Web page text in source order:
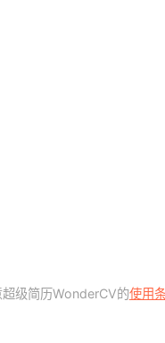
超级简历WonderCV的使用